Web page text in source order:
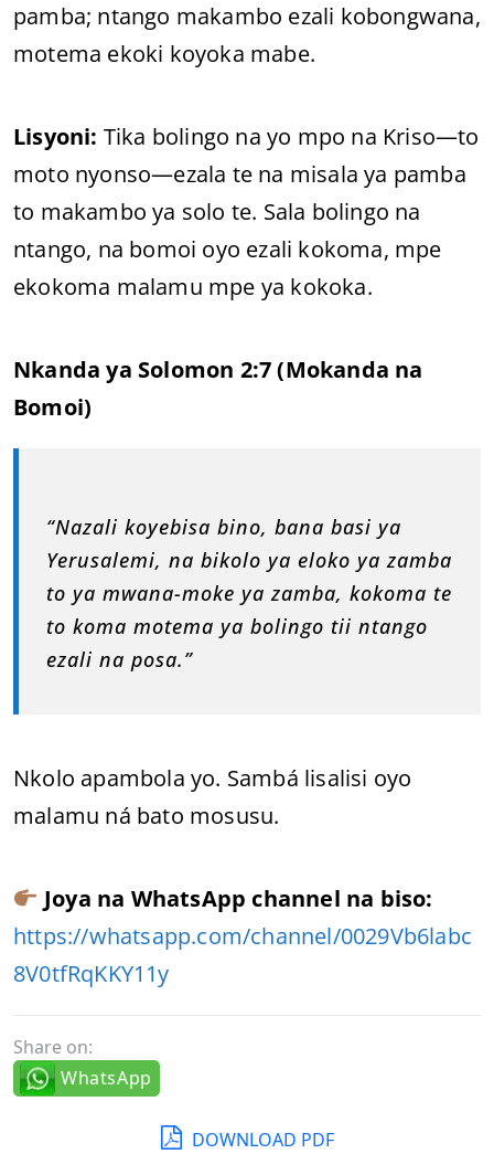
pamba; ntango makambo ezali kobongwana,
motema ekoki koyoka mabe.
Lisyoni: Tika bolingo na yo mpo na Kriso—to
moto nyonso—ezala te na misala ya pamba
to makambo ya solo te. Sala bolingo na
ntango, na bomoi oyo ezali kokoma, mpe
ekokoma malamu mpe ya kokoka.
Nkanda ya Solomon 2:7 (Mokanda na
Bomoi)
“Nazali koyebisa bino, bana basi ya
Yerusalemi, na bikolo ya eloko ya zamba
to ya mwana-moke ya zamba, kokoma te
to koma motema ya bolingo tii ntango
ezali na posa.”
Nkolo apambola yo. Sambá lisalisi oyo
malamu ná bato mosusu.
Joya na WhatsApp channel na biso:
https://whatsapp.com/channel/0029Vb6labc
8V0tfRqKKY11y
Share on:
WhatsApp
DOWNLOAD PDF